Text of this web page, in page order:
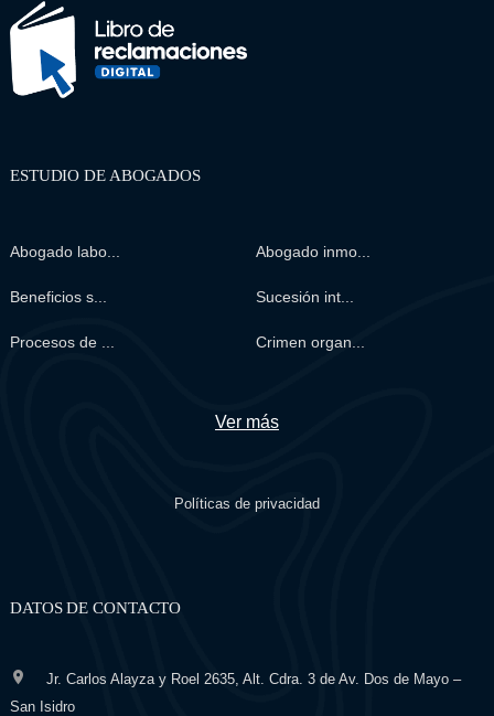
ESTUDIO DE ABOGADOS
Abogado labo... Abogado inmo...
Beneficios s... Sucesión int...
Procesos de ... Crimen organ...
Ver más
Políticas de privacidad
DATOS DE CONTACTO
Jr. Carlos Alayza y Roel 2635, Alt. Cdra. 3 de Av. Dos de Mayo –
San Isidro